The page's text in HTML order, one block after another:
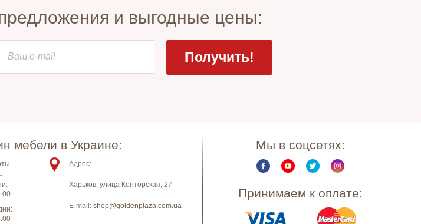
и выгодные цены:
мебели в Украине:
Адрес:
Харьков ,улица Конторская, 27
E-mail:shop@goldenplaza.com.ua
Мы в соцсетях:
Принимаем к оплате: